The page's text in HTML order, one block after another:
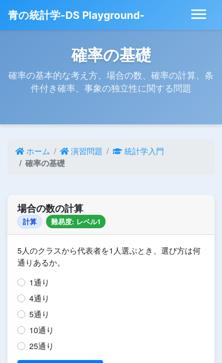
青の統計学-DS Playground-
確率の基礎
確率の基本的な考え方、場合の数、確率の計算、条
件付き確率、事象の独立性に関する問題
ホーム 演習問題
統計学入門
確率の基礎
場合の数の計算
計算 難易度: レベル1
5人のクラスから代表者を1人選ぶとき、選び方は何
通りあるか。
1通り
4通り
5通り
10通り
25通り